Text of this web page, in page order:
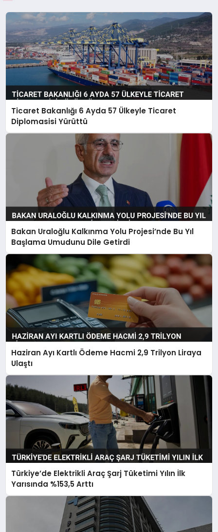
Ticaret Bakanlığı 6 Ayda 57 Ülkeyle Ticaret
Diplomasisi Yürüttü
Bakan Uraloğlu Kalkınma Yolu Projesi’nde Bu Yıl
Başlama Umudunu Dile Getirdi
Haziran Ayı Kartlı Ödeme Hacmi 2,9 Trilyon Liraya
Ulaştı
Türkiye’de Elektrikli Araç Şarj Tüketimi Yılın İlk
Yarısında %153,5 Arttı